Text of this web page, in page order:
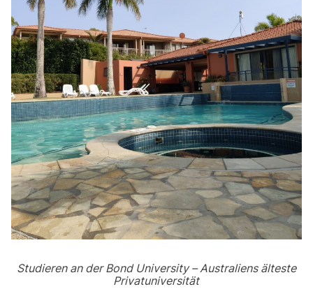
Studieren an der Bond University – Australiens älteste
Privatuniversität